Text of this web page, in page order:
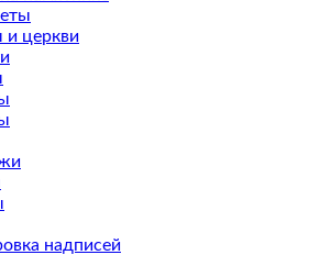
церкви
надписей